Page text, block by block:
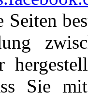
Seiten
Sie